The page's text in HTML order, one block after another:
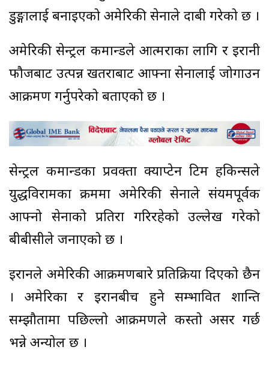
डुङ्गालाई बनाइएको अमेरिकी सेनाले दाबी गरेको छ ।
अमेरिकी सेन्ट्रल कमान्डले आत्मरक्षाका लागि र इरानी
फौजबाट उत्पन्न खतराबाट आफ्ना सेनालाई जोगाउन
आक्रमण गर्नुपरेको बताएको छ ।
सेन्ट्रल कमान्डका प्रवक्ता क्याप्टेन टिम हकिन्सले
युद्धविरामका क्रममा अमेरिकी सेनाले संयमपूर्वक
आफ्नो सेनाको प्रतिरक्षा गरिरहेको उल्लेख गरेको
बीबीसीले जनाएको छ ।
इरानले अमेरिकी आक्रमणबारे प्रतिक्रिया दिएको छैन
। अमेरिका र इरानबीच हुने सम्भावित शान्ति
सम्झौतामा पछिल्लो आक्रमणले कस्तो असर गर्छ
भन्ने अन्योल छ ।